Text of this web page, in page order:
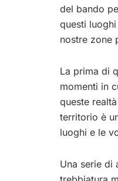
del bando
questi
nostre zone
La prima di
momenti in
queste
territorio è
luoghi e le
Una serie di